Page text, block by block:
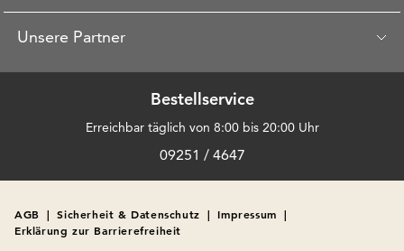
Unsere Partner
Bestellservice
Erreichbar täglich von 8:00 bis 20:00 Uhr
09251 / 4647
AGB | Sicherheit & Datenschutz | Impressum |
Erklärung zur Barrierefreiheit